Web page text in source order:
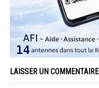
LAISSER UN COMMENTAIRE